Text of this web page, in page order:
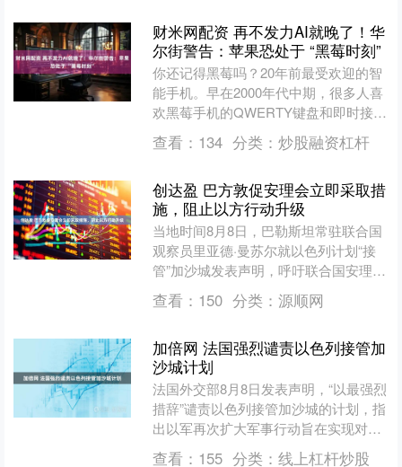
财米网配资 再不发力AI就晚了！华
尔街警告：苹果恐处于 “黑莓时刻”
你还记得黑莓吗？20年前最受欢迎的智
能手机。早在2000年代中期，很多人喜
欢黑莓手机的QWERTY键盘和即时接收
电子邮件的功能。 黑莓公司曾是全球最
有价值的公司....
查看： 134 分类： 炒股融资杠杆
创达盈 巴方敦促安理会立即采取措
施，阻止以方行动升级
当地时间8月8日，巴勒斯坦常驻联合国
观察员里亚德·曼苏尔就以色列计划“接
管”加沙城发表声明，呼吁联合国安理会
立即采取措施，阻止这一“极度危险的升
级”。曼苏尔在联....
查看： 150 分类： 源顺网
加倍网 法国强烈谴责以色列接管加
沙城计划
法国外交部8月8日发表声明，“以最强烈
措辞”谴责以色列接管加沙城的计划，指
出以军再次扩大军事行动旨在实现对整
个加沙地带的军事控制。法国外交部重
查看： 155 分类： 线上杠杆炒股